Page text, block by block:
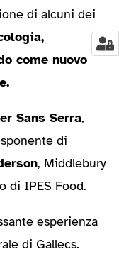
di alcuni dei
come nuovo
Sans Serra,
di
, Middlebury
di IPES Food.
esperienza
di Gallecs.